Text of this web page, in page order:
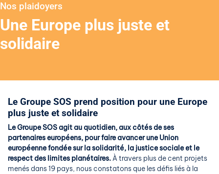
Nos plaidoyers
Une Europe plus juste et
solidaire
Le Groupe SOS prend position pour une Europe
plus juste et solidaire
Le Groupe SOS agit au quotidien, aux côtés de ses
partenaires européens, pour faire avancer une Union
européenne fondée sur la solidarité, la justice sociale et le
respect des limites planétaires.À travers plus de cent projets
menés dans 19 pays, nous constatons que les défis liés à la